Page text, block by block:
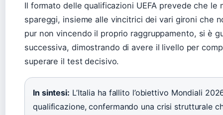
Il formato delle qualificazioni UEFA prevede che
spareggi, insieme alle vincitrici dei vari gironi che
pur non vincendo il proprio raggruppamento, si è
successiva, dimostrando di avere il livello per
superare il test decisivo.
In sintesi: L’Italia ha fallito l’obiettivo Mondiali
qualificazione, confermando una crisi strutturale